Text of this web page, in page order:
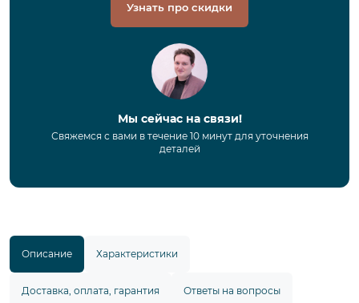
Узнать про скидки
Мы сейчас на связи!
Свяжемся с вами в течение 10 минут для уточнения
деталей
Описание Характеристики
Доставка, оплата, гарантия Ответы на вопросы